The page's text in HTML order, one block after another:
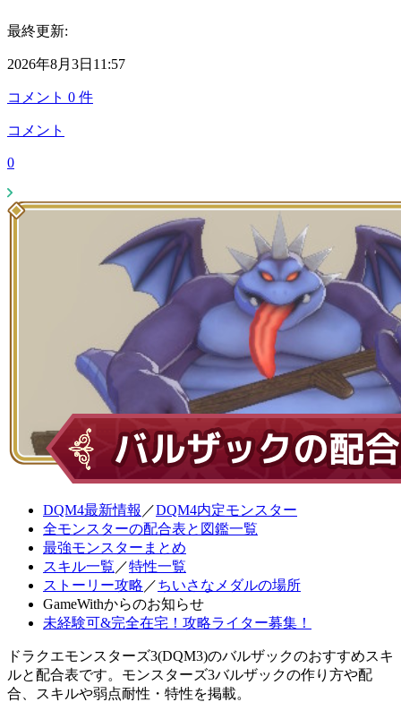
最終更新:
2026年8月3日11:57
コメント 0 件
コメント
0
DQM4最新情報 ／DQM4内定モンスター
全モンスターの配合表と図鑑一覧
最強モンスターまとめ
スキル一覧 ／特性一覧
ストーリー攻略 ／ちいさなメダルの場所
GameWithからのお知らせ
未経験可&完全在宅！攻略ライター募集！
ドラクエモンスターズ3(DQM3)のバルザックのおすすめスキ
ルと配合表です。モンスターズ3バルザックの作り方や配
合、スキルや弱点耐性・特性を掲載。